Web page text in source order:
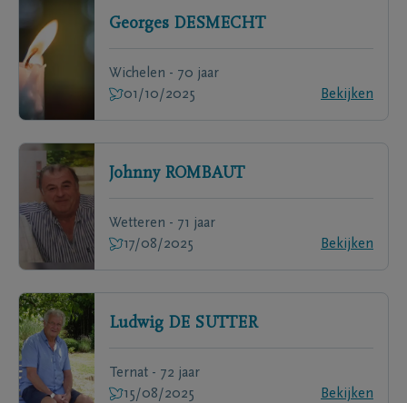
Georges DESMECHT
Wichelen - 70 jaar
01/10/2025
Bekijken
Johnny ROMBAUT
Wetteren - 71 jaar
17/08/2025
Bekijken
Ludwig DE SUTTER
Ternat - 72 jaar
15/08/2025
Bekijken